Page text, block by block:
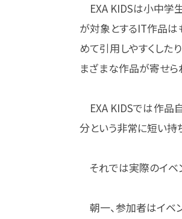
EXA KIDSは小中学
が対象とするIT作品は
めて引用しやすくした
まざまな作品が寄せら
EXA KIDSでは作品
分という非常に短い持
それでは実際のイベ
朝一、参加者はイベ